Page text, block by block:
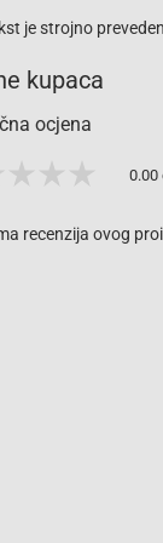
je strojno
kupaca
ocjena
0.00
recenzija ovog